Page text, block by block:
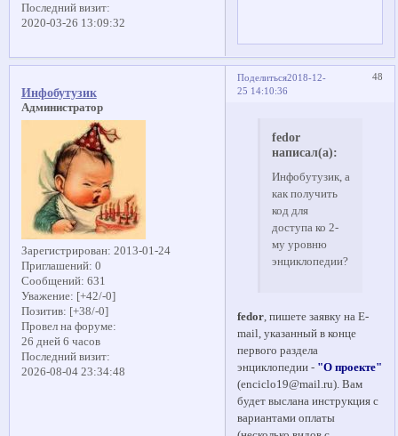
Последний визит:
2020-03-26 13:09:32
Поделиться 48
2018-12-
25 14:10:36
Инфобутузик
Администратор
Зарегистрирован: 2013-01-24
Приглашений: 0
Сообщений: 631
Уважение: [+42/-0]
Позитив: [+38/-0]
Провел на форуме:
26 дней 6 часов
Последний визит:
2026-08-04 23:34:48
fedor
написал(а):
Инфобутузик, а
как получить
код для
доступа ко 2-
му уровню
энциклопедии?
fedor, пишете заявку на E-
mail, указанный в конце
первого раздела
энциклопедии - "О проекте"
(enciclo19@mail.ru). Вам
будет выслана инструкция с
вариантами оплаты